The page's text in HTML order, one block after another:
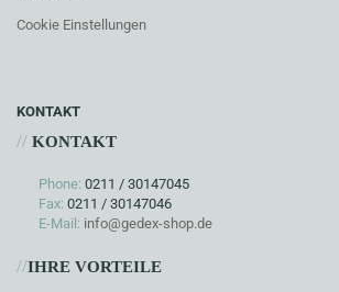
Cookie Einstellungen
KONTAKT
// KONTAKT
Phone: 0211 / 30147045
Fax: 0211 / 30147046
E-Mail: info@gedex-shop.de
//IHRE VORTEILE